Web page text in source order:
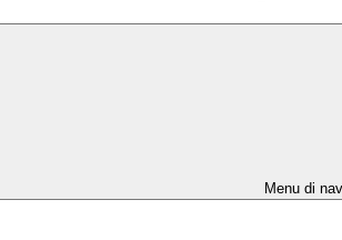
Menu di